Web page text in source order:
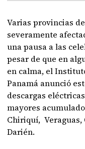
Varias provincias
severamente
una pausa a las
pesar de que en
en calma, el
Panamá anunció
descargas
mayores
Chiriquí, Veraguas,
Darién.